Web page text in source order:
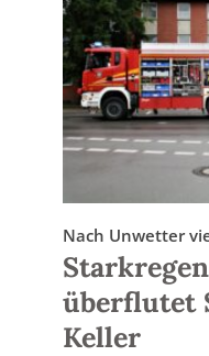
Nach Unwetter
überflutet
Keller